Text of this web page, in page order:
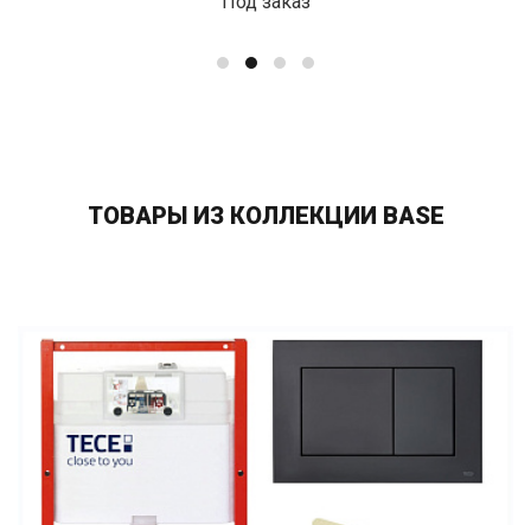
ТОВАРЫ ИЗ КОЛЛЕКЦИИ BASE